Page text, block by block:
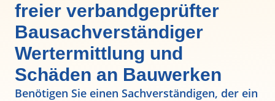
freier verbandgeprüfter
Bausachverständiger
Wertermittlung und
Schäden an Bauwerken
Benötigen Sie einen Sachverständigen, der ein